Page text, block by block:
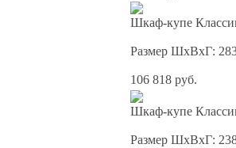
Шкаф-купе
Размер ШхВхГ:
106 818 руб.
Шкаф-купе
Размер ШхВхГ: